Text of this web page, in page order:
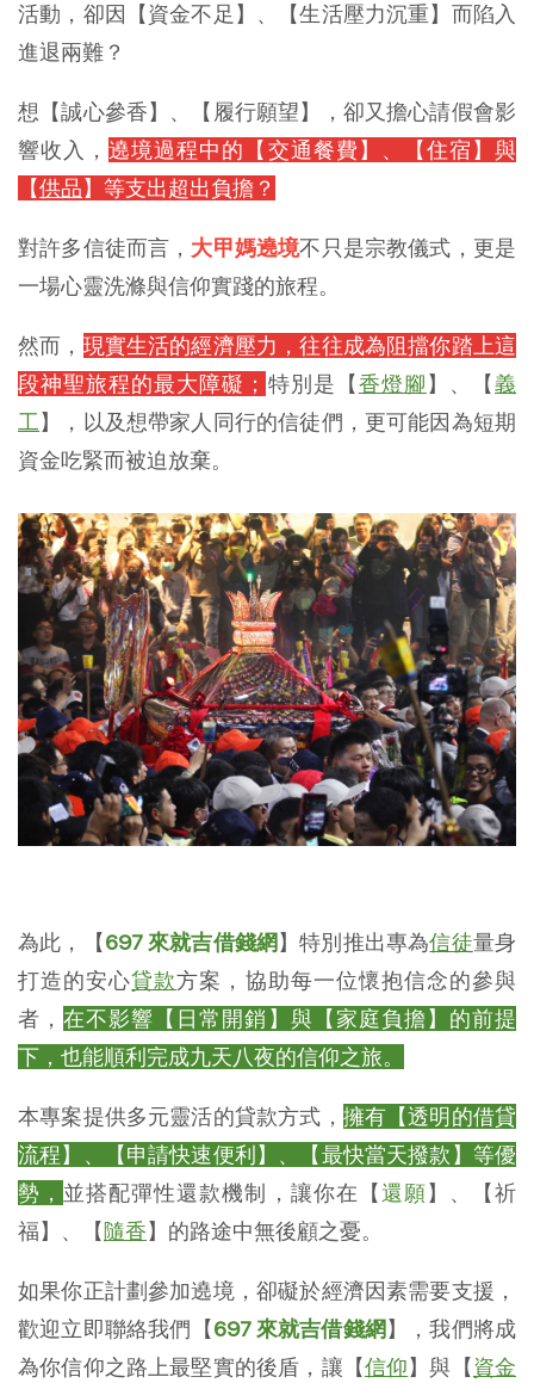
活動，卻因【資金不足】、【生活壓力沉重】而陷入
進退兩難？
想【誠心參香】、【履行願望】，卻又擔心請假會影
響收入，遶境過程中的【交通餐費】、【住宿】與
【供品】等支出超出負擔？
對許多信徒而言， 大甲媽遶境不只是宗教儀式，更是
一場心靈洗滌與信仰實踐的旅程。
然而， 現實生活的經濟壓力，往往成為阻擋你踏上這
段神聖旅程的最大障礙； 特別是【香燈腳 】、【義
工】，以及想帶家人同行的信徒們，更可能因為短期
資金吃緊而被迫放棄。
為此，【697 來就吉借錢網】特別推出專為信徒量身
打造的安心貸款方案，協助每一位懷抱信念的參與
者，在不影響【日常開銷】與【家庭負擔】的前提
下，也能順利完成九天八夜的信仰之旅。
本專案提供多元靈活的貸款方式， 擁有【透明的借貸
流程】、【申請快速便利】、【最快當天撥款】等優
勢， 並搭配彈性還款機制，讓你在【還願】、【祈
福】、【隨香】的路途中無後顧之憂。
如果你正計劃參加遶境，卻礙於經濟因素需要支援，
歡迎立即聯絡我們【697 來就吉借錢網】，我們將成
為你信仰之路上最堅實的後盾，讓【信仰】與【資金